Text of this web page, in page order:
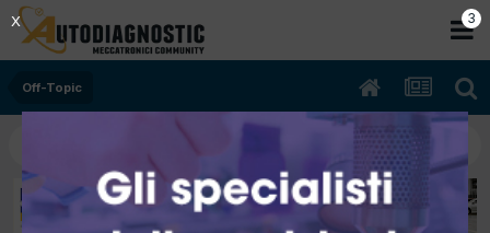
Off-Topic
3
X